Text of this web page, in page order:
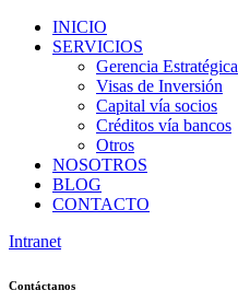
INICIO
SERVICIOS
Gerencia Estratégica
Visas de Inversión
Capital vía socios
Créditos vía bancos
Otros
NOSOTROS
BLOG
CONTACTO
Intranet
Contáctanos